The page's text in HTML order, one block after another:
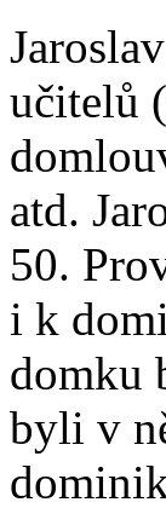
učitelů
atd.
50.
i k
domku
byli v